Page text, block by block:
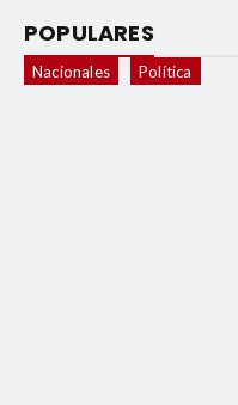
POPULARES
Nacionales Política